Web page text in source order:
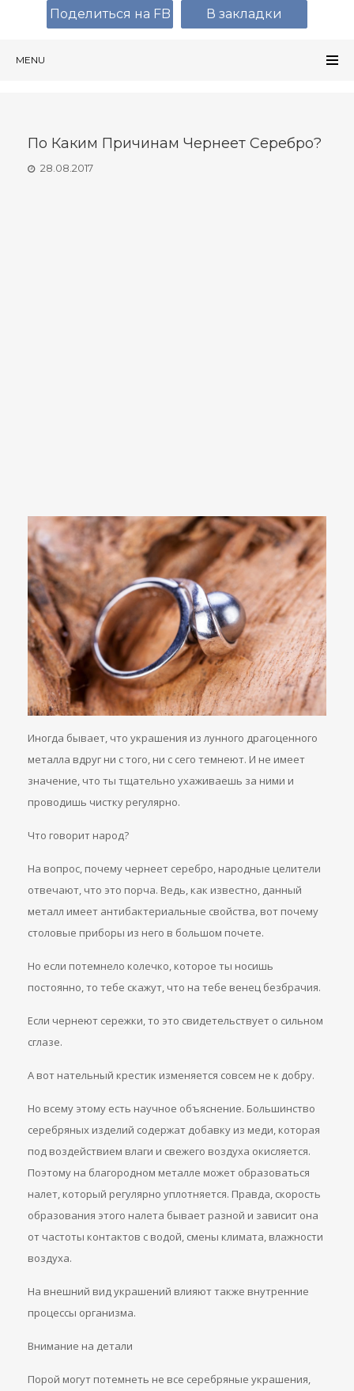
MENU
По Каким Причинам Чернеет Серебро?
28.08.2017
Иногда бывает, что украшения из лунного драгоценного
металла вдруг ни с того, ни с сего темнеют. И не имеет
значение, что ты тщательно ухаживаешь за ними и
проводишь чистку регулярно.
Что говорит народ?
На вопрос, почему чернеет серебро, народные целители
отвечают, что это порча. Ведь, как известно, данный
металл имеет антибактериальные свойства, вот почему
столовые приборы из него в большом почете.
Но если потемнело колечко, которое ты носишь
постоянно, то тебе скажут, что на тебе венец безбрачия.
Если чернеют сережки, то это свидетельствует о сильном
сглазе.
А вот нательный крестик изменяется совсем не к добру.
Но всему этому есть научное объяснение. Большинство
серебряных изделий содержат добавку из меди, которая
под воздействием влаги и свежего воздуха окисляется.
Поэтому на благородном металле может образоваться
налет, который регулярно уплотняется. Правда, скорость
образования этого налета бывает разной и зависит она
от частоты контактов с водой, смены климата, влажности
воздуха.
На внешний вид украшений влияют также внутренние
процессы организма.
Внимание на детали
Порой могут потемнеть не все серебряные украшения,
Поделиться на FB В закладки